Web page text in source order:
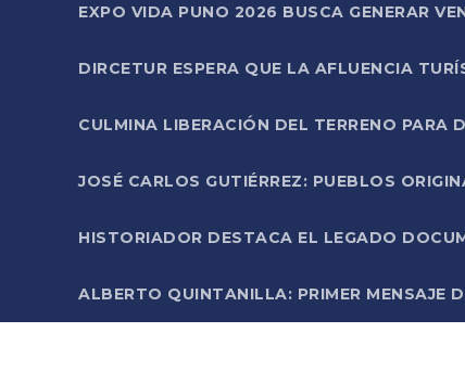
EXPO VIDA PUNO 2026 BUSCA GENERAR
DIRCETUR ESPERA QUE LA AFLUENCIA
CULMINA LIBERACIÓN DEL TERRENO PARA
JOSÉ CARLOS GUTIÉRREZ: PUEBLOS
HISTORIADOR DESTACA EL LEGADO
ALBERTO QUINTANILLA: PRIMER MENSAJE